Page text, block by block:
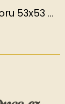
Hedvábný šátek Květy hrachoru 53x53 cm v dárkovém balení, HEDVÁBNÝ SVĚT